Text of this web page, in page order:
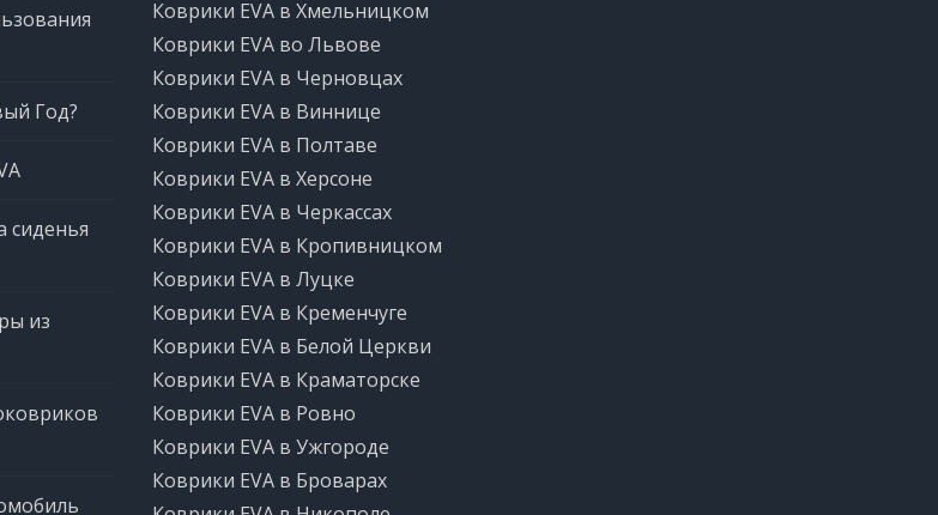
Год?
сиденья
из
Коврики EVA в Хмельницком
Коврики EVA во Львове
Коврики EVA в Черновцах
Коврики EVA в Виннице
Коврики EVA в Полтаве
Коврики EVA в Херсоне
Коврики EVA в Черкассах
Коврики EVA в Кропивницком
Коврики EVA в Луцке
Коврики EVA в Кременчуге
Коврики EVA в Белой Церкви
Коврики EVA в Краматорске
Коврики EVA в Ровно
Коврики EVA в Ужгороде
Коврики EVA в Броварах